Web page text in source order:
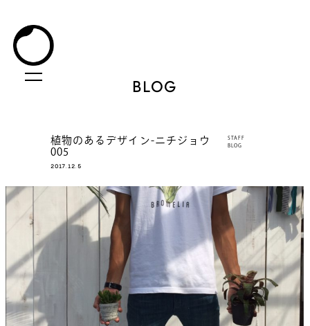
BLOG
植物のあるデザイン-ニチジョウ
005
2017.12.5
STAFF
BLOG